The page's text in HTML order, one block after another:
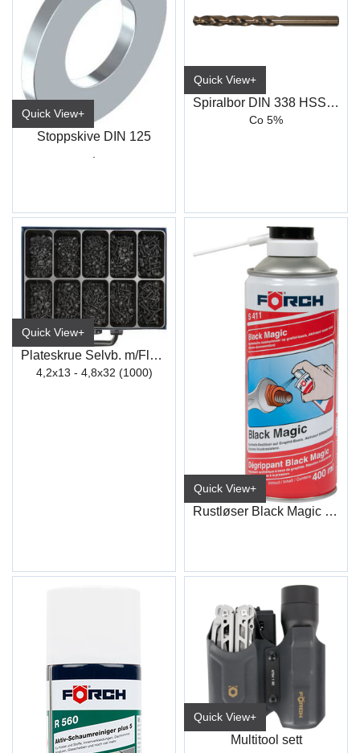
Quick View+
Stoppskive DIN 125
Quick View+
Spiralbor DIN 338 HSS-Co, Type N
Co 5%
Quick View+
Plateskrue Selvb. m/Flens Sorte
4,2x13 - 4,8x32 (1000)
Quick View+
Rustløser Black Magic S411 400 ml
Quick View+
Multitool sett